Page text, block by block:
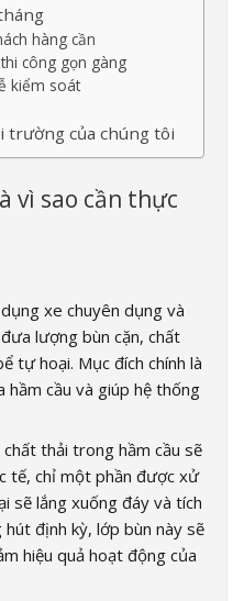
hàng cần
công gọn gàng
kiểm soát
trường của chúng tôi
vì sao cần thực
xe chuyên dụng và
lượng bùn cặn, chất
tự hoại. Mục đích chính là
hầm cầu và giúp hệ thống
thải trong hầm cầu sẽ
tế, chỉ một phần được xử
sẽ lắng xuống đáy và tích
định kỳ, lớp bùn này sẽ
hiệu quả hoạt động của